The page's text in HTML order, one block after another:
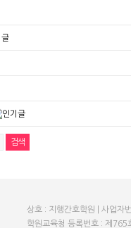
상호 : 지행간호학원 | 사업
학원교육청 등록번호 : 제